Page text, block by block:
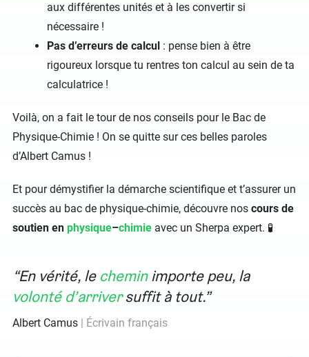
aux différentes unités et à les convertir si
nécessaire !
Pas d’erreurs de calcul : pense bien à être
rigoureux lorsque tu rentres ton calcul au sein de ta
calculatrice !
Voilà, on a fait le tour de nos conseils pour le Bac de
Physique-Chimie ! On se quitte sur ces belles paroles
d’Albert Camus !
Et pour démystifier la démarche scientifique et t’assurer un
succès au bac de physique-chimie, découvre nos cours de
soutien en physique–chimie avec un Sherpa expert. 🧪
En vérité, le cheminimporte peu, la
volonté d’arriversuffit à tout.
Albert Camus Écrivain français